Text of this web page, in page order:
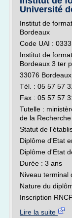
Université
Institut de
Bordeaux
Code UAI :
Institut de
Bordeaux 3 ter
33076
Tél. : 05 57 57
Fax : 05 57 57
Tutelle :
de la Recherche
Statut de
Diplôme d'Etat
Diplôme d'Etat
Durée : 3 ans
Niveau terminal
Nature du
Inscription
Lire la suite